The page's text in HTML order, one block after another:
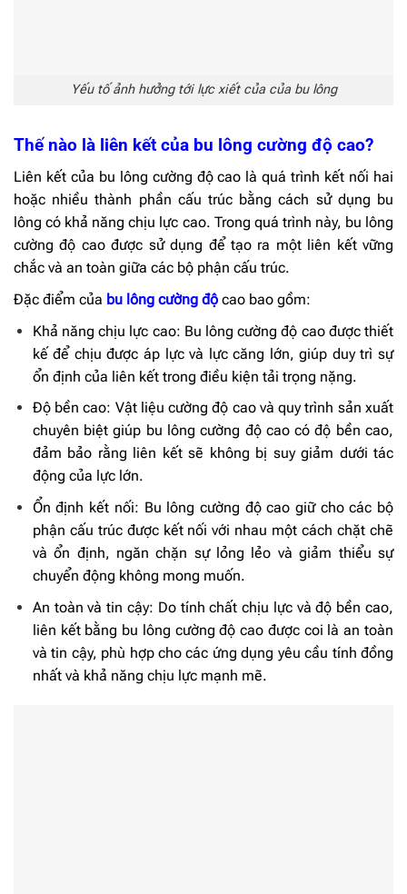
Yếu tố ảnh hưởng tới lực xiết của của bu lông
Thế nào là liên kết của bu lông cường độ cao?
Liên kết của bu lông cường độ cao là quá trình kết nối hai
hoặc nhiều thành phần cấu trúc bằng cách sử dụng bu
lông có khả năng chịu lực cao. Trong quá trình này, bu lông
cường độ cao được sử dụng để tạo ra một liên kết vững
chắc và an toàn giữa các bộ phận cấu trúc.
Đặc điểm của bu lông cường độ cao bao gồm:
Khả năng chịu lực cao: Bu lông cường độ cao được thiết
kế để chịu được áp lực và lực căng lớn, giúp duy trì sự
ổn định của liên kết trong điều kiện tải trọng nặng.
Độ bền cao: Vật liệu cường độ cao và quy trình sản xuất
chuyên biệt giúp bu lông cường độ cao có độ bền cao,
đảm bảo rằng liên kết sẽ không bị suy giảm dưới tác
động của lực lớn.
Ổn định kết nối: Bu lông cường độ cao giữ cho các bộ
phận cấu trúc được kết nối với nhau một cách chặt chẽ
và ổn định, ngăn chặn sự lỏng lẻo và giảm thiểu sự
chuyển động không mong muốn.
An toàn và tin cậy: Do tính chất chịu lực và độ bền cao,
liên kết bằng bu lông cường độ cao được coi là an toàn
và tin cậy, phù hợp cho các ứng dụng yêu cầu tính đồng
nhất và khả năng chịu lực mạnh mẽ.